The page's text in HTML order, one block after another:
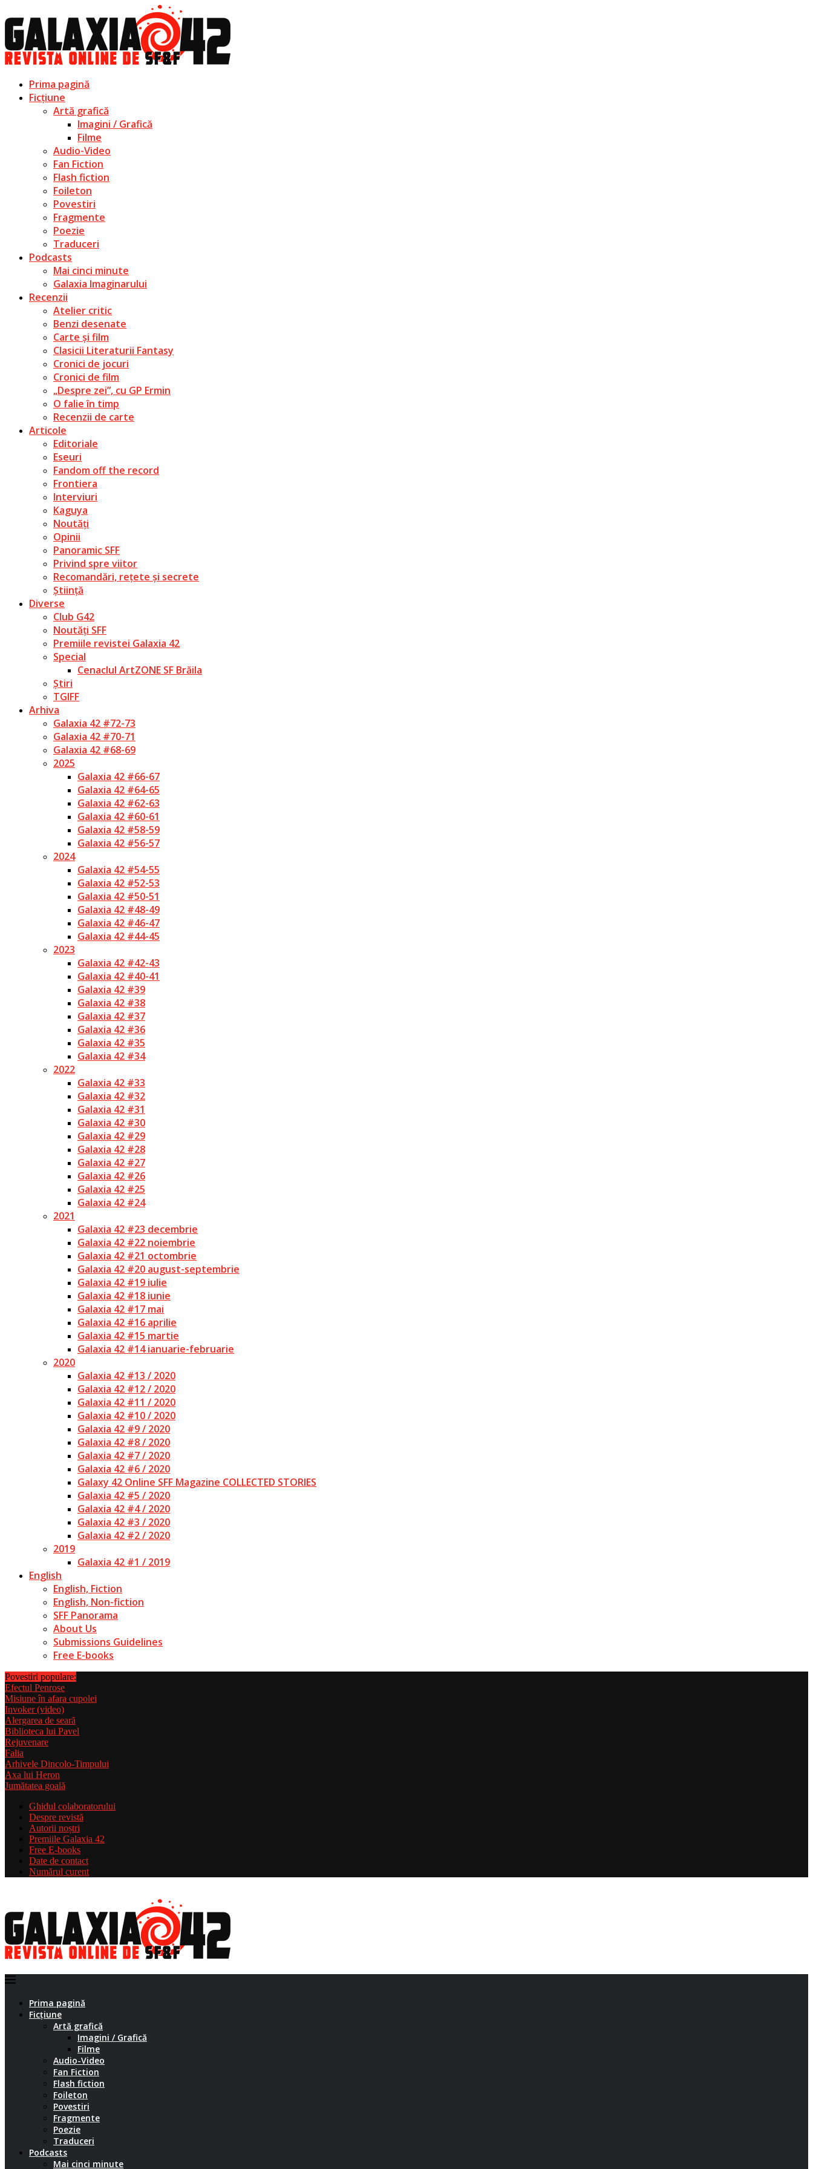
Prima pagină
Ficțiune
Artă grafică
Imagini / Grafică
Filme
Audio-Video
Fan Fiction
Flash fiction
Foileton
Povestiri
Fragmente
Poezie
Traduceri
Podcasts
Mai cinci minute
Galaxia Imaginarului
Recenzii
Atelier critic
Benzi desenate
Carte și film
Clasicii Literaturii Fantasy
Cronici de jocuri
Cronici de film
„Despre zei”, cu GP Ermin
O falie în timp
Recenzii de carte
Articole
Editoriale
Eseuri
Fandom off the record
Frontiera
Interviuri
Kaguya
Noutăți
Opinii
Panoramic SFF
Privind spre viitor
Recomandări, rețete și secrete
Știință
Diverse
Club G42
Noutăți SFF
Premiile revistei Galaxia 42
Special
Cenaclul ArtZONE SF Brăila
Știri
TGIFF
Arhiva
Galaxia 42 #72-73
Galaxia 42 #70-71
Galaxia 42 #68-69
2025
Galaxia 42 #66-67
Galaxia 42 #64-65
Galaxia 42 #62-63
Galaxia 42 #60-61
Galaxia 42 #58-59
Galaxia 42 #56-57
2024
Galaxia 42 #54-55
Galaxia 42 #52-53
Galaxia 42 #50-51
Galaxia 42 #48-49
Galaxia 42 #46-47
Galaxia 42 #44-45
2023
Galaxia 42 #42-43
Galaxia 42 #40-41
Galaxia 42 #39
Galaxia 42 #38
Galaxia 42 #37
Galaxia 42 #36
Galaxia 42 #35
Galaxia 42 #34
2022
Galaxia 42 #33
Galaxia 42 #32
Galaxia 42 #31
Galaxia 42 #30
Galaxia 42 #29
Galaxia 42 #28
Galaxia 42 #27
Galaxia 42 #26
Galaxia 42 #25
Galaxia 42 #24
2021
Galaxia 42 #23 decembrie
Galaxia 42 #22 noiembrie
Galaxia 42 #21 octombrie
Galaxia 42 #20 august-septembrie
Galaxia 42 #19 iulie
Galaxia 42 #18 iunie
Galaxia 42 #17 mai
Galaxia 42 #16 aprilie
Galaxia 42 #15 martie
Galaxia 42 #14 ianuarie-februarie
2020
Galaxia 42 #13 / 2020
Galaxia 42 #12 / 2020
Galaxia 42 #11 / 2020
Galaxia 42 #10 / 2020
Galaxia 42 #9 / 2020
Galaxia 42 #8 / 2020
Galaxia 42 #7 / 2020
Galaxia 42 #6 / 2020
Galaxy 42 Online SFF Magazine COLLECTED STORIES
Galaxia 42 #5 / 2020
Galaxia 42 #4 / 2020
Galaxia 42 #3 / 2020
Galaxia 42 #2 / 2020
2019
Galaxia 42 #1 / 2019
English
English, Fiction
English, Non-fiction
SFF Panorama
About Us
Submissions Guidelines
Free E-books
Povestiri populare:
Efectul Penrose
Misiune în afara cupolei
Invoker (video)
Alergarea de seară
Biblioteca lui Pavel
Rejuvenare
Falia
Arhivele Dincolo-Timpului
Axa lui Heron
Jumătatea goală
Ghidul colaboratorului
Despre revistă
Autorii noștri
Premiile Galaxia 42
Free E-books
Date de contact
Numărul curent
Prima pagină
Ficțiune
Artă grafică
Imagini / Grafică
Filme
Audio-Video
Fan Fiction
Flash fiction
Foileton
Povestiri
Fragmente
Poezie
Traduceri
Podcasts
Mai cinci minute